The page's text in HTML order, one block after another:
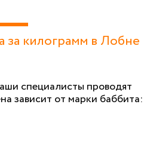
за килограмм в Лобне
специалисты проводят
зависит от марки баббита: